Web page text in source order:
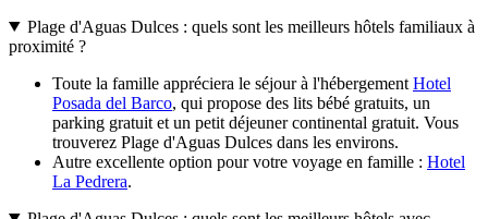
Plage d'Aguas Dulces : quels sont les meilleurs hôtels familiaux à
proximité ?
Toute la famille appréciera le séjour à l'hébergement Hotel
Posada del Barco, qui propose des lits bébé gratuits, un
parking gratuit et un petit déjeuner continental gratuit. Vous
trouverez Plage d'Aguas Dulces dans les environs.
Autre excellente option pour votre voyage en famille : Hotel
La Pedrera.